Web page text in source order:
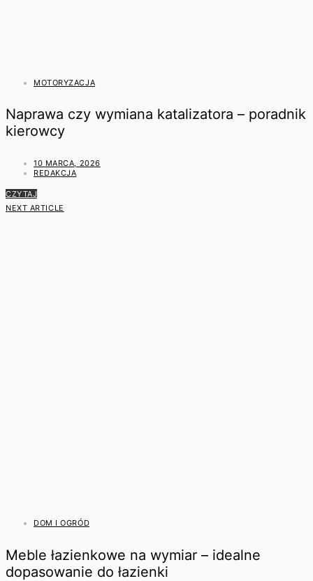
MOTORYZACJA
Naprawa czy wymiana katalizatora – poradnik
kierowcy
10 MARCA, 2026
REDAKCJA
CZYTAJ
NEXT ARTICLE
DOM I OGRÓD
Meble łazienkowe na wymiar – idealne
dopasowanie do łazienki